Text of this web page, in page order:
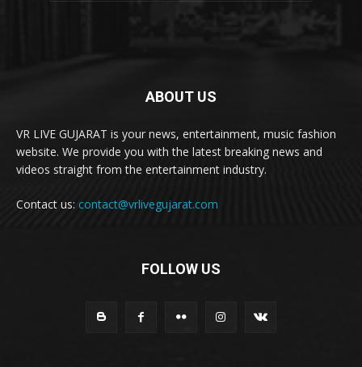
ABOUT US
VR LIVE GUJARAT is your news, entertainment, music fashion
website. We provide you with the latest breaking news and
videos straight from the entertainment industry.
Contact us: contact@vrlivegujarat.com
FOLLOW US